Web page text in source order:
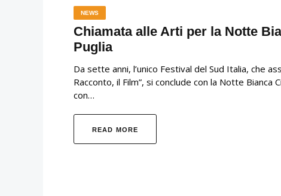
NEWS
Chiamata alle Arti per la Notte
Puglia
Da sette anni, l’unico Festival del Sud Italia, che
Racconto, il Film”, si conclude con la Notte
con…
READ MORE